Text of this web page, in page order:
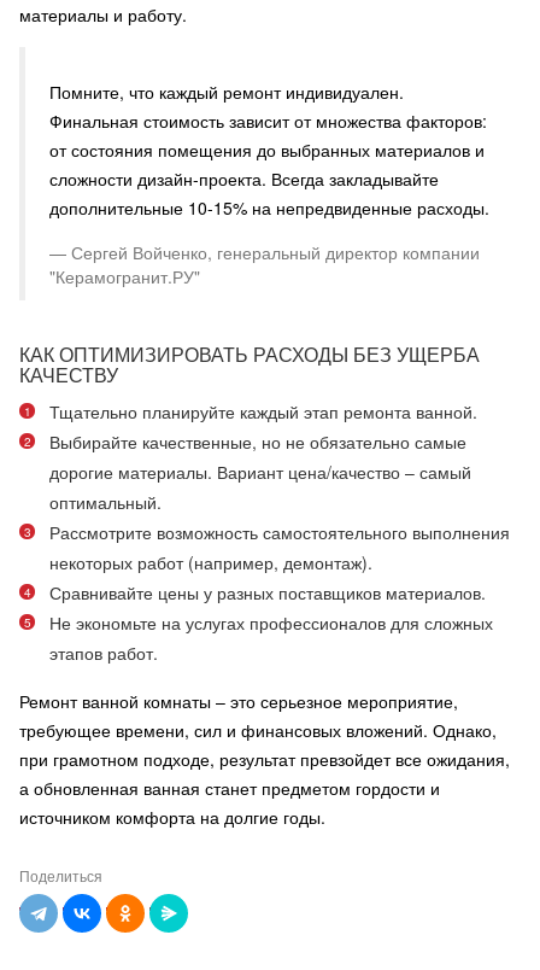
материалы и работу.
Помните, что каждый ремонт индивидуален.
Финальная стоимость зависит от множества факторов:
от состояния помещения до выбранных материалов и
сложности дизайн-проекта. Всегда закладывайте
дополнительные 10-15% на непредвиденные расходы.
Сергей Войченко, генеральный директор компании
"Керамогранит.РУ"
КАК ОПТИМИЗИРОВАТЬ РАСХОДЫ БЕЗ УЩЕРБА
КАЧЕСТВУ
Тщательно планируйте каждый этап ремонта ванной.
Выбирайте качественные, но не обязательно самые
дорогие материалы. Вариант цена/качество – самый
оптимальный.
Рассмотрите возможность самостоятельного выполнения
некоторых работ (например, демонтаж).
Сравнивайте цены у разных поставщиков материалов.
Не экономьте на услугах профессионалов для сложных
этапов работ.
Ремонт ванной комнаты – это серьезное мероприятие,
требующее времени, сил и финансовых вложений. Однако,
при грамотном подходе, результат превзойдет все ожидания,
а обновленная ванная станет предметом гордости и
источником комфорта на долгие годы.
Поделиться